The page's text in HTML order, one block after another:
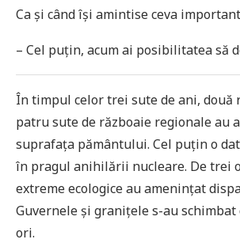
Ca și când își amintise ceva
– Cel puțin, acum ai posibilitatea să
În timpul celor trei sute de ani, două
patru sute de războaie regionale au
suprafața pământului. Cel puțin o
în pragul anihilării nucleare. De trei
extreme ecologice au amenințat
Guvernele și granițele s-au
ori.